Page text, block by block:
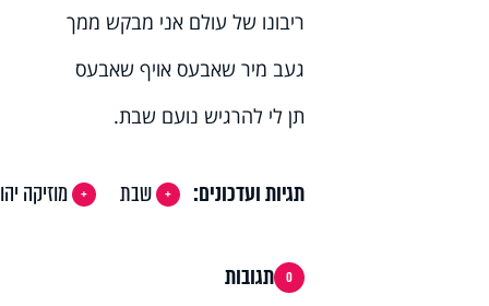
ריבונו של עולם אני מבקש ממך
געב מיר שאבעס אויף שאבעס
תן לי להרגיש נועם שבת.
תגיות ועדכונים: שבת מוזיקה
0 תגובות